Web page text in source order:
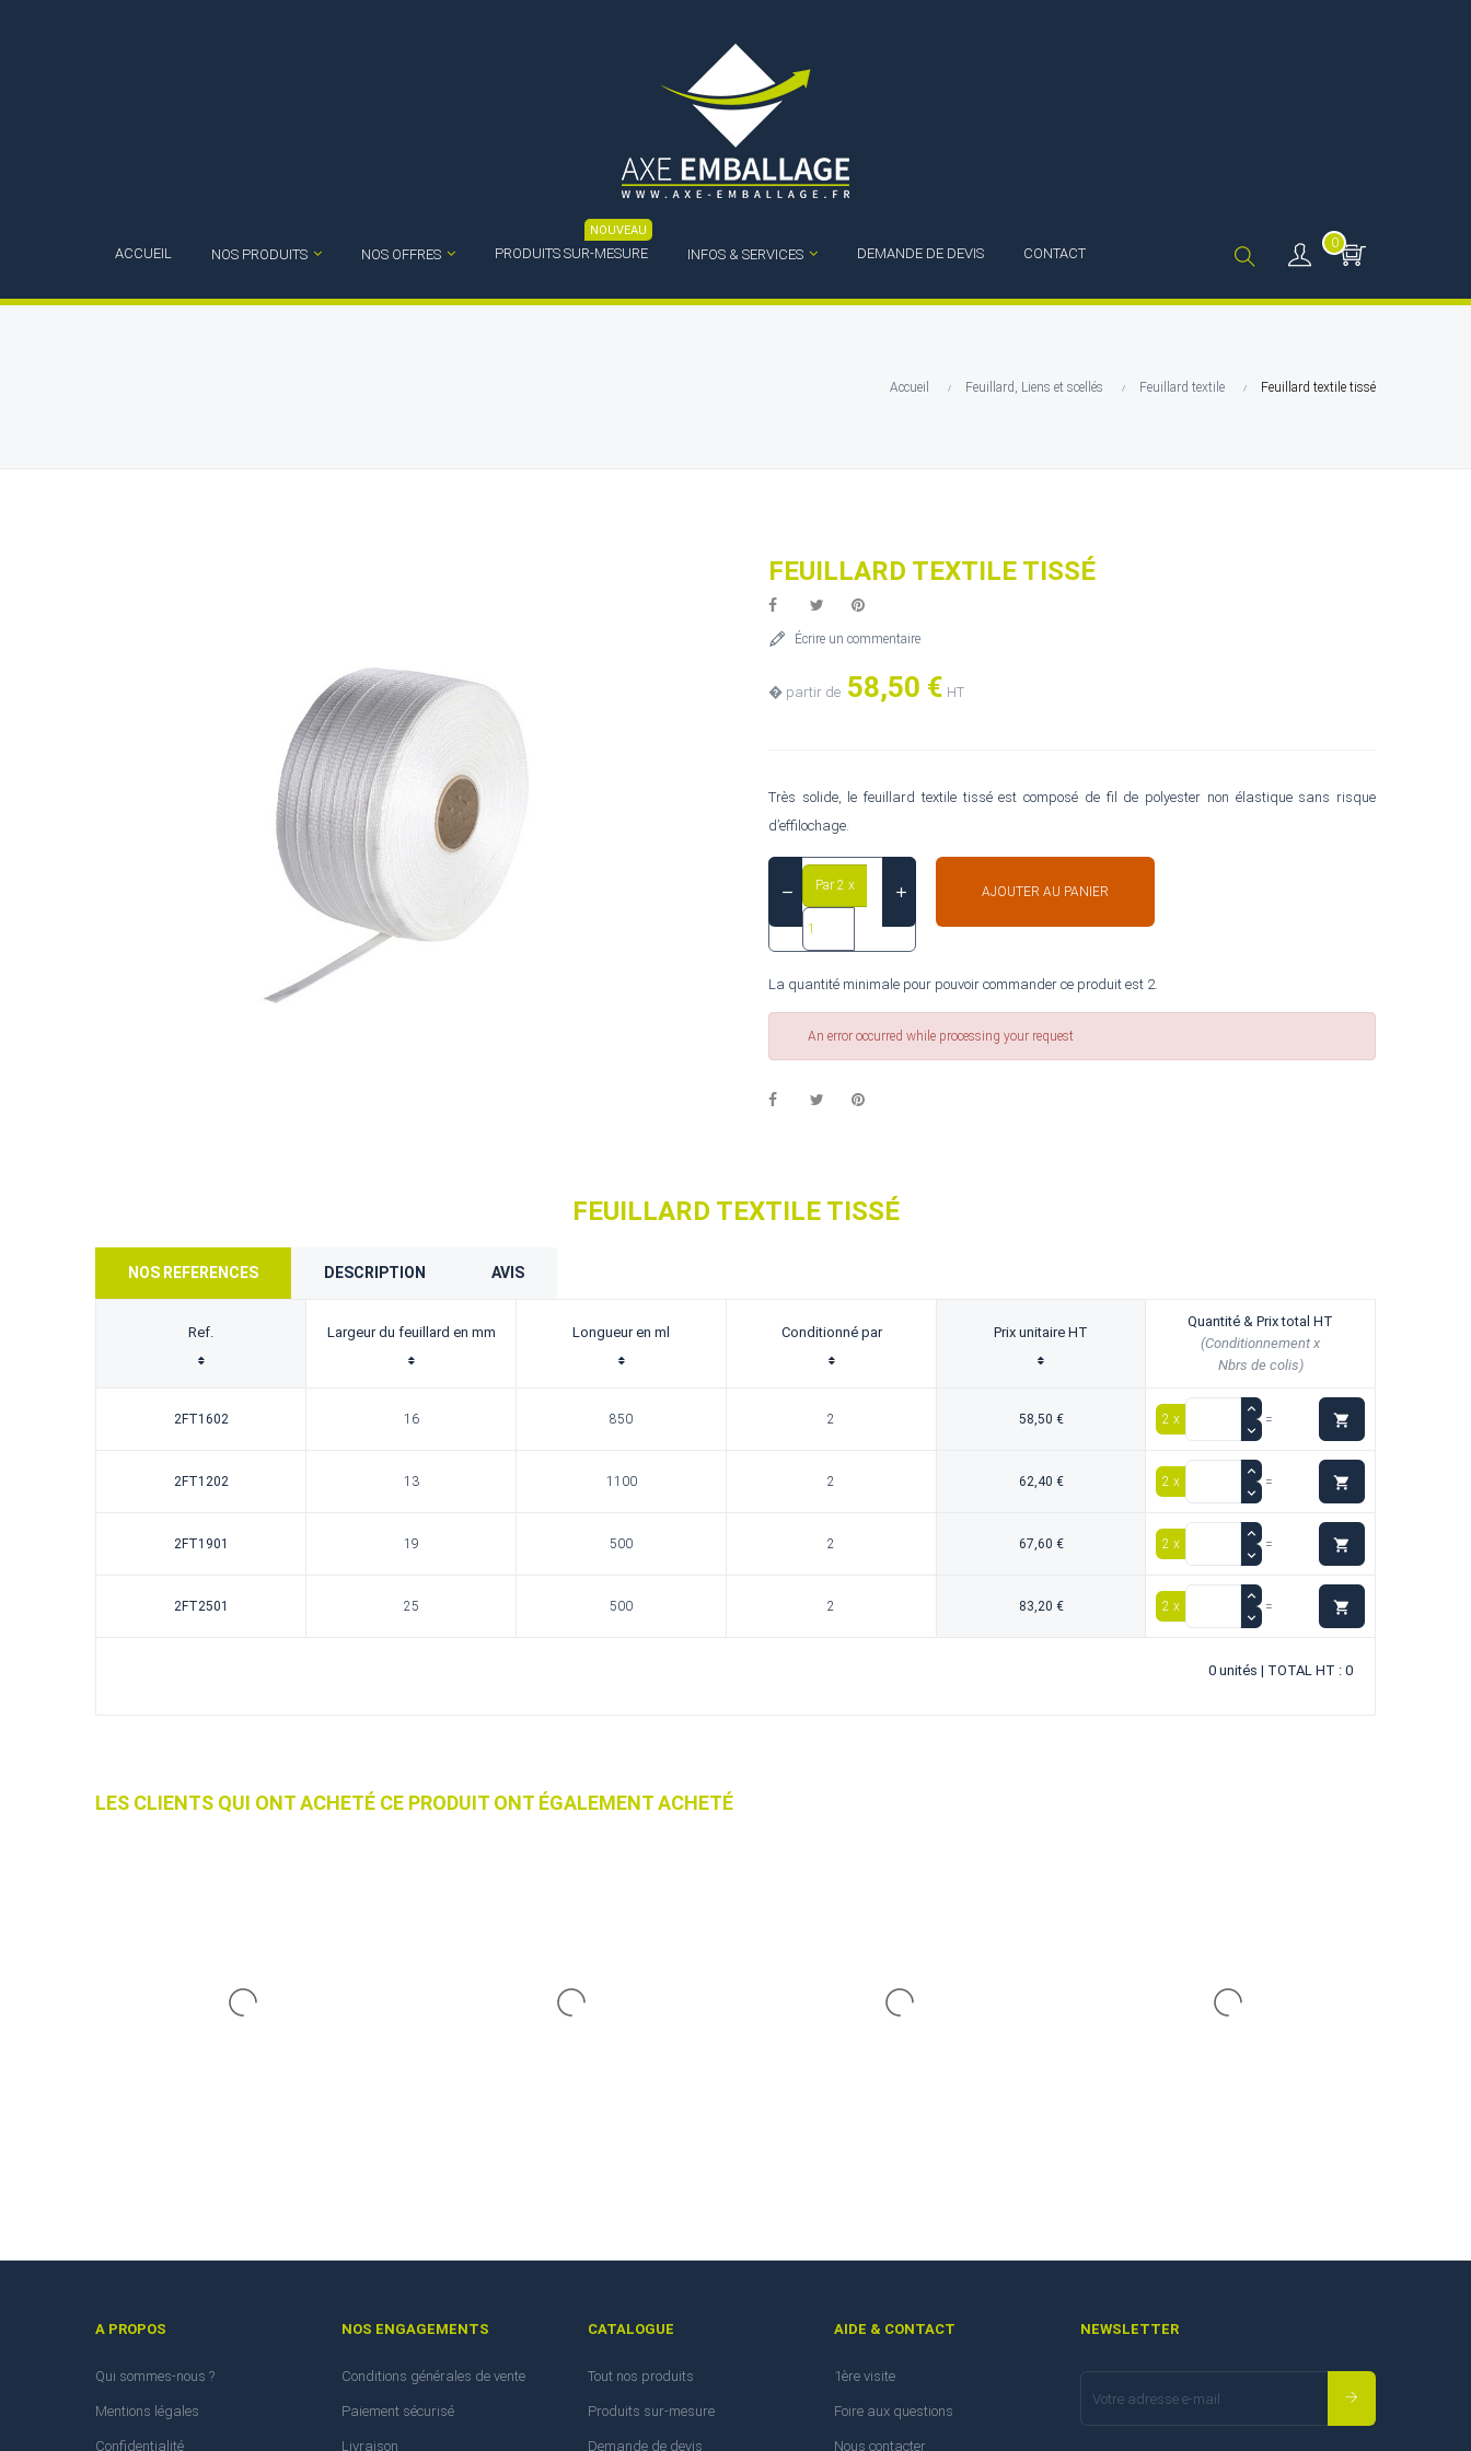
ACCUEIL NOS PRODUITS NOS OFFRES PRODUITS SUR-MESURE
NOUVEAU
INFOS & SERVICES DEMANDE DE DEVIS CONTACT
0
Accueil Feuillard, Liens et scellés Feuillard textile Feuillard textile tissé
FEUILLARD TEXTILE TISSÉ
Écrire un commentaire
� partir de 58,50 € HT
Très solide, le feuillard textile tissé est composé de fil de polyester non élastique sans risque
d’effilochage.
Par 2 x AJOUTER AU PANIER
La quantité minimale pour pouvoir commander ce produit est 2.
An error occurred while processing your request
FEUILLARD TEXTILE TISSÉ
NOS REFERENCES DESCRIPTION AVIS
Ref. Largeur du feuillard en mm Longueur en ml Conditionné par Prix unitaire HT
Quantité & Prix total HT
(Conditionnement x
Nbrs de colis)
2FT1602 16 850 2 58,50 € 2 x = 
2FT1202 13 1100 2 62,40 € 2 x = 
2FT1901 19 500 2 67,60 € 2 x = 
2FT2501 25 500 2 83,20 € 2 x = 
0 unités | TOTAL HT : 0
LES CLIENTS QUI ONT ACHETÉ CE PRODUIT ONT ÉGALEMENT ACHETÉ
A PROPOS
Qui sommes-nous ?
Mentions légales
Confidentialité
NOS ENGAGEMENTS
Conditions générales de vente
Paiement sécurisé
Livraison
CATALOGUE
Tout nos produits
Produits sur-mesure
Demande de devis
AIDE & CONTACT
1ère visite
Foire aux questions
Nous contacter
NEWSLETTER